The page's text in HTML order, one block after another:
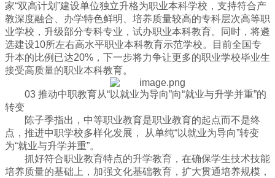
家“双高计划”建设单位独立升格为职业本科学校，支持符合产
教深度融合、办学特色鲜明、培养质量较高的专科层次高等职
业学校，升级部分专科专业，试办职业本科教育。同时，将遴
选建设10所左右高水平职业本科教育示范学校。目前全国专
升本的比例已达20%，下一步将力争让更多的职业学校毕业生
接受高质量的职业本科教育。
03 推动中职教育从“以就业为导向”向“就业与升学并重”的
转变
陈子季指出，中等职业教育是职业教育的起点而不是终
点，推进中职学校多样化发展， 从单纯“以就业为导向”转变
为“就业与升学并重”。
抓好符合职业教育特点的升学教育，在确保学生技术技能
培养质量的基础上，加强文化基础教育，扩大贯通培养规模，